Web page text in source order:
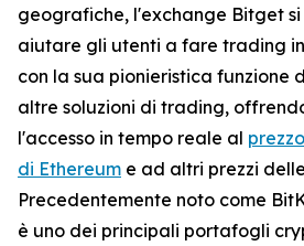
geografiche, l'exchange Bitget
aiutare gli utenti a fare trading
con la sua pionieristica funzione
altre soluzioni di trading,
l'accesso in tempo reale al
di Ethereum e ad altri prezzi
Precedentemente noto come
è uno dei principali portafogli